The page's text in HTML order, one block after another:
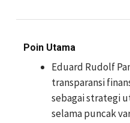
Poin Utama
Eduard Rudolf
transparansi
sebagai strategi
selama puncak